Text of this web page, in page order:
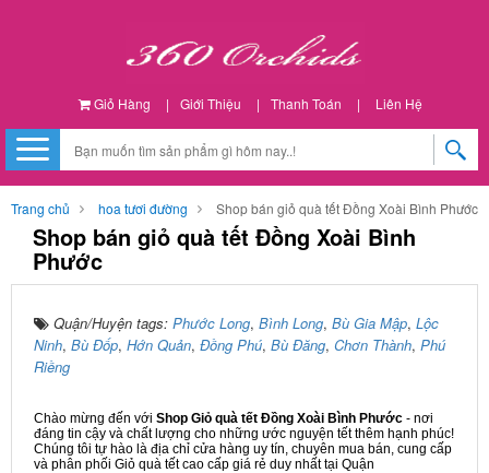
Giỏ Hàng | Giới Thiệu | Thanh Toán | Liên Hệ
Trang chủ hoa tươi đường Shop bán giỏ quà tết Đồng Xoài Bình Phước
Shop bán giỏ quà tết Đồng Xoài Bình
Phước
Quận/Huyện tags: Phước Long, Bình Long, Bù Gia Mập, Lộc
Ninh, Bù Đốp, Hớn Quản, Đồng Phú, Bù Đăng, Chơn Thành, Phú
Riềng
Chào mừng đến với Shop Giỏ quà tết Đồng Xoài Bình Phước - nơi
đáng tin cậy và chất lượng cho những ước nguyện tết thêm hạnh phúc!
Chúng tôi tự hào là địa chỉ cửa hàng uy tín, chuyên mua bán, cung cấp
và phân phối Giỏ quà tết cao cấp giá rẻ duy nhất tại Quận